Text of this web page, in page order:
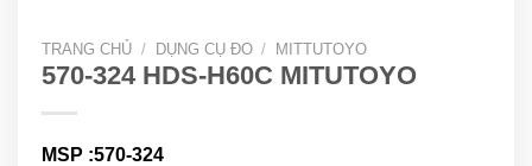
TRANG CHỦ / DỤNG CỤ ĐO / MITTUTOYO
570-324 HDS-H60C MITUTOYO
MSP :570-324